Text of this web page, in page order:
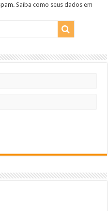
Saiba como seus dados em